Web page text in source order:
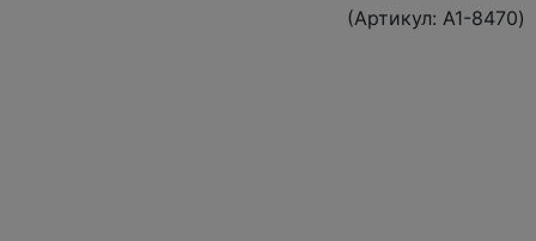
(Артикул: A1-8470)